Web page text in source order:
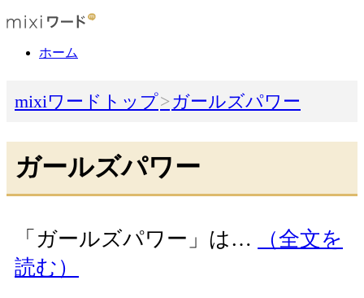
ホーム
mixiワードトップ ガールズパワー
ガールズパワー
「ガールズパワー」は…
（全文を
読む）